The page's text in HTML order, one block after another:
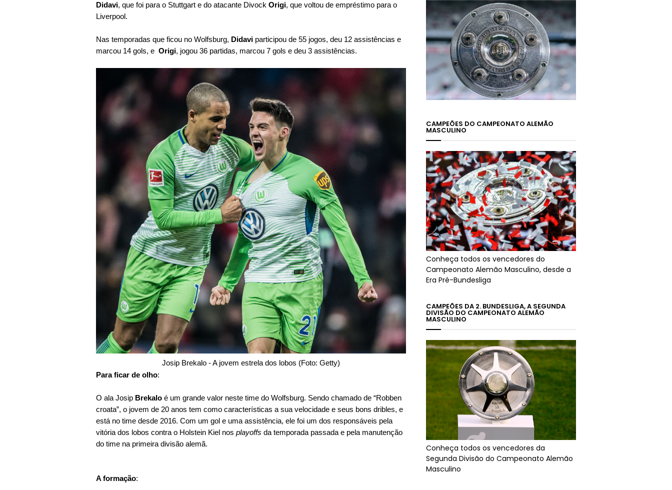
Didavi, que foi para o Stuttgart e do atacante Divock Origi, que voltou de empréstimo para o
Liverpool.
Nas temporadas que ficou no Wolfsburg, Didavi participou de 55 jogos, deu 12 assistências e
marcou 14 gols, e Origi, jogou 36 partidas, marcou 7 gols e deu 3 assistências.
Josip Brekalo - A jovem estrela dos lobos (Foto: Getty)
Para ficar de olho:
O ala Josip Brekalo é um grande valor neste time do Wolfsburg. Sendo chamado de “Robben
croata”, o jovem de 20 anos tem como características a sua velocidade e seus bons dribles, e
está no time desde 2016. Com um gol e uma assistência, ele foi um dos responsáveis pela
vitória dos lobos contra o Holstein Kiel nos playoffs da temporada passada e pela manutenção
do time na primeira divisão alemã.
A formação:
CAMPEÕES DO CAMPEONATO ALEMÃO
MASCULINO
Conheça todos os vencedores do
Campeonato Alemão Masculino, desde a
Era Pré-Bundesliga
CAMPEÕES DA 2. BUNDESLIGA, A SEGUNDA
DIVISÃO DO CAMPEONATO ALEMÃO
MASCULINO
Conheça todos os vencedores da
Segunda Divisão do Campeonato Alemão
Masculino